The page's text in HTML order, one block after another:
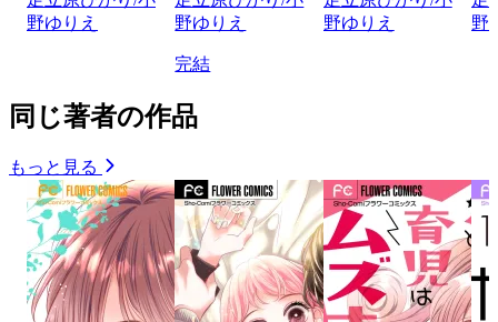
野ゆりえ
野ゆりえ
完結
野ゆりえ
野
同じ著者の作品
もっと見る